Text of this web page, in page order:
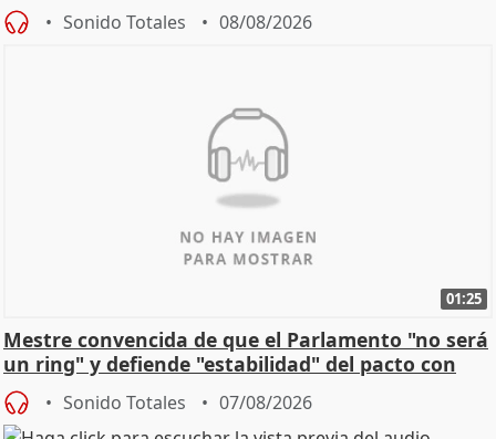
Sonido Totales 08/08/2026
01:25
Mestre convencida de que el Parlamento "no será
un ring" y defiende "estabilidad" del pacto con
Vox
Sonido Totales 07/08/2026